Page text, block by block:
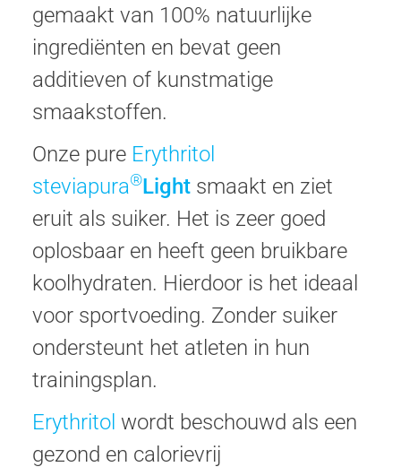
gemaakt van 100% natuurlijke
ingrediënten en bevat geen
additieven of kunstmatige
smaakstoffen.
Onze pure Erythritol
steviapura®Light smaakt en ziet
eruit als suiker. Het is zeer goed
oplosbaar en heeft geen bruikbare
koolhydraten. Hierdoor is het ideaal
voor sportvoeding. Zonder suiker
ondersteunt het atleten in hun
trainingsplan.
Erythritol wordt beschouwd als een
gezond en calorievrij